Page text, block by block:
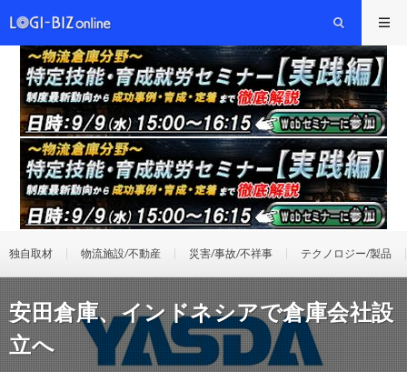
独自取材 物流施設/不動産 災害/事故/不祥事 テクノロジー/製品
安田倉庫、インドネシアで倉庫会社設
立へ